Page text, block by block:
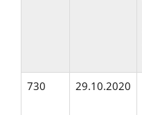
730
29.10.2020